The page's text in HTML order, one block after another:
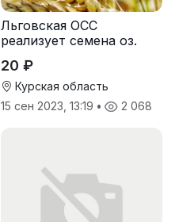
Льговская ОСС
реализует семена оз.
20 ₽
Курская область
15 сен 2023, 13:19 • 2 068